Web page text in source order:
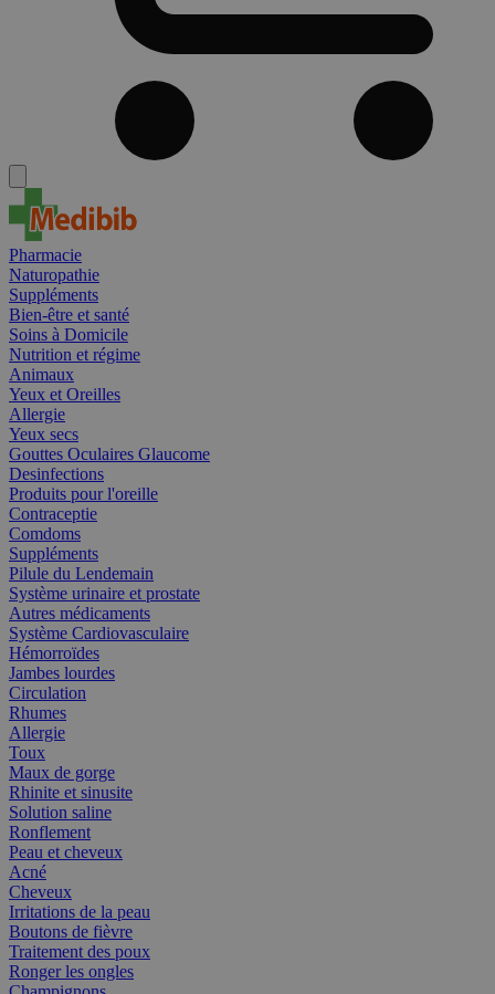
Pharmacie
Naturopathie
Suppléments
Bien-être et santé
Soins à Domicile
Nutrition et régime
Animaux
Yeux et Oreilles
Allergie
Yeux secs
Gouttes Oculaires Glaucome
Desinfections
Produits pour l'oreille
Contraceptie
Comdoms
Suppléments
Pilule du Lendemain
Système urinaire et prostate
Autres médicaments
Système Cardiovasculaire
Hémorroïdes
Jambes lourdes
Circulation
Rhumes
Allergie
Toux
Maux de gorge
Rhinite et sinusite
Solution saline
Ronflement
Peau et cheveux
Acné
Cheveux
Irritations de la peau
Boutons de fièvre
Traitement des poux
Ronger les ongles